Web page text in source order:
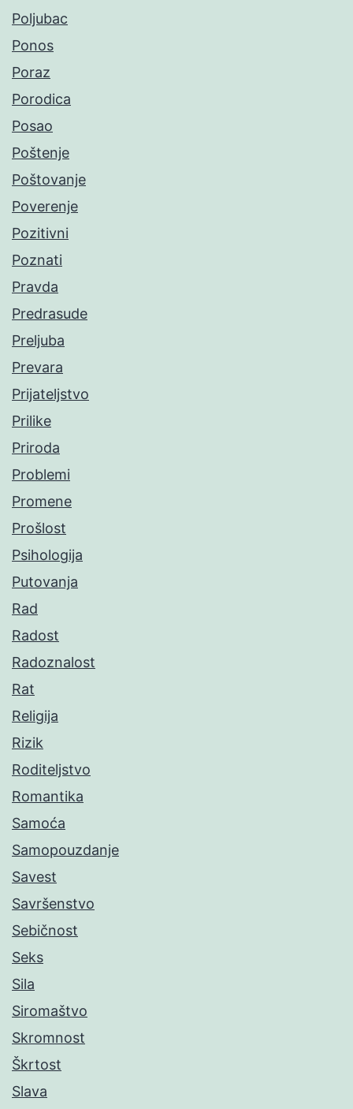
Poljubac
Ponos
Poraz
Porodica
Posao
Poštenje
Poštovanje
Poverenje
Pozitivni
Poznati
Pravda
Predrasude
Preljuba
Prevara
Prijateljstvo
Prilike
Priroda
Problemi
Promene
Prošlost
Psihologija
Putovanja
Rad
Radost
Radoznalost
Rat
Religija
Rizik
Roditeljstvo
Romantika
Samoća
Samopouzdanje
Savest
Savršenstvo
Sebičnost
Seks
Sila
Siromaštvo
Skromnost
Škrtost
Slava